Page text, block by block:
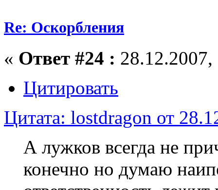
Re: Оскорбления
« Ответ #24 :
Цитировать
Цитата: lostdragon от
А лужков всегда не
конечно но думаю